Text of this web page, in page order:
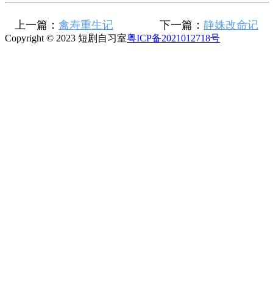
上一篇： 禽寿重生记 下一篇： 静姝改命记
Copyright © 2023 短剧自习室粤ICP备2021012718号